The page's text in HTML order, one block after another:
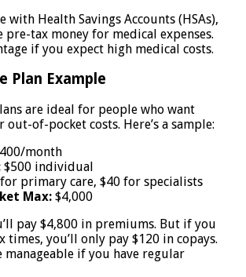
with Health Savings Accounts (HSAs),
pre-tax money for medical expenses.
if you expect high medical costs.
Plan Example
are ideal for people who want
of-pocket costs. Here’s a sample:
month
$500 individual
primary care, $40 for specialists
Max: $4,000
pay $4,800 in premiums. But if you
you’ll only pay $120 in copays.
manageable if you have regular